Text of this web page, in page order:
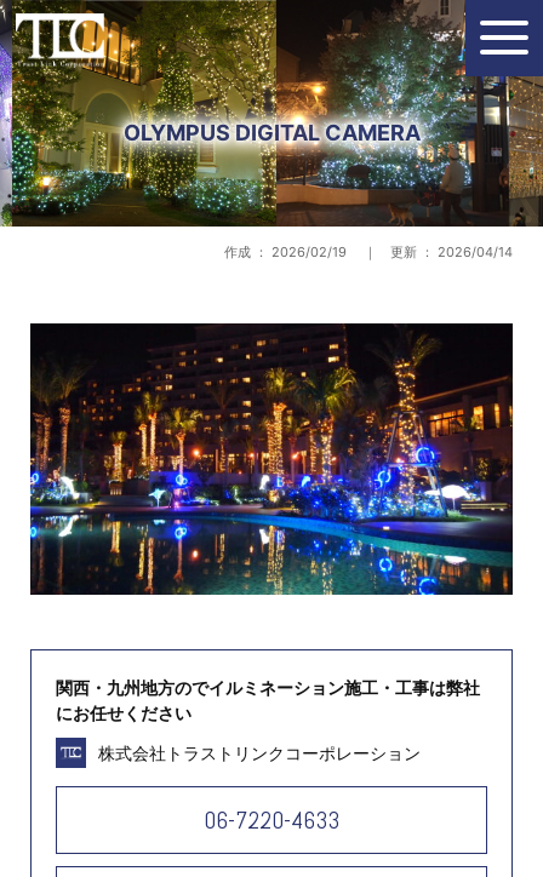
OLYMPUS DIGITAL CAMERA
作成 ： 2026/02/19 ｜ 更新 ： 2026/04/14
関西・九州地方のでイルミネーション施工・工事は弊社
にお任せください
株式会社トラストリンクコーポレーション
06-7220-4633